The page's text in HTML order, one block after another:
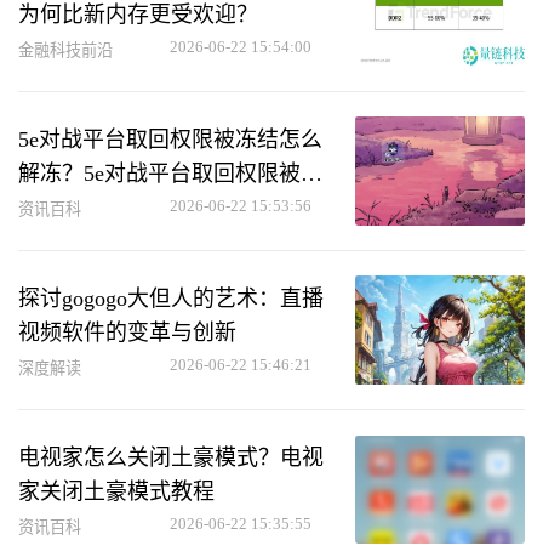
为何比新内存更受欢迎？
金融科技前沿 2026-06-22 15:54:00
5e对战平台取回权限被冻结怎么
解冻？5e对战平台取回权限被冻
结解冻方法
资讯百科 2026-06-22 15:53:56
探讨gogogo大但人的艺术：直播
视频软件的变革与创新
深度解读 2026-06-22 15:46:21
电视家怎么关闭土豪模式？电视
家关闭土豪模式教程
资讯百科 2026-06-22 15:35:55